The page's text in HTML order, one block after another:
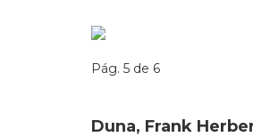
Pág. 5 de 6
Duna, Frank